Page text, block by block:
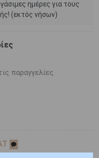
ημέρες για τους
(εκτός νήσων)
παραγγελίες